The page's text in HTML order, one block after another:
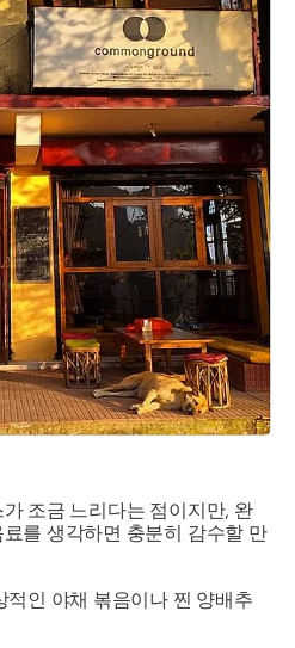
조금 느리다는 점이지만, 완
를 생각하면 충분히 감수할 만
적인 야채 볶음이나 찐 양배추